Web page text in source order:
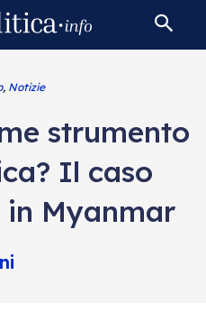
, Notizie
strumento
Il caso
Myanmar